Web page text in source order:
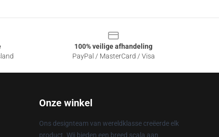
100% veilige afhandeling
PayPal / MasterCard / Visa
Onze winkel
Ons designteam van wereldklasse creëerde elk
product. Wij bieden een breed scala aan